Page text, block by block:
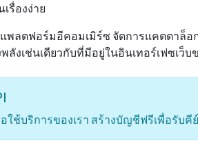
รื่องง่าย
พลตฟอร์มอีคอมเมิร์ซ จัดการแคตตาล็
ลังเช่นเดียวกับที่มีอยู่ในอินเทอร์เฟซเว็บ
ใช้บริการของเรา สร้างบัญชีฟรีเพื่อรับ